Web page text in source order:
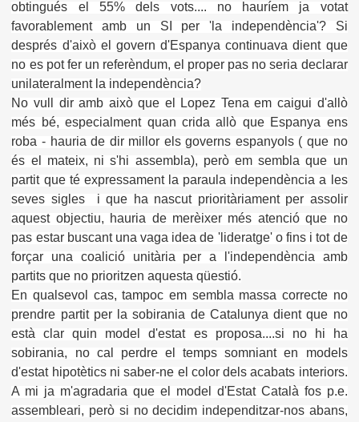
obtingués el 55% dels vots.... no hauríem ja votat
favorablement amb un SI per 'la independència'? Si
després d'això el govern d'Espanya continuava dient que
no es pot fer un referèndum, el proper pas no seria declarar
unilateralment la independència?
No vull dir amb això que el Lopez Tena em caigui d'allò
més bé, especialment quan crida allò que Espanya ens
roba - hauria de dir millor els governs espanyols ( que no
és el mateix, ni s'hi assembla), però em sembla que un
partit que té expressament la paraula independència a les
seves sigles i que ha nascut prioritàriament per assolir
aquest objectiu, hauria de merèixer més atenció que no
pas estar buscant una vaga idea de 'lideratge' o fins i tot de
forçar una coalició unitària per a l'independència amb
partits que no prioritzen aquesta qüestió.
En qualsevol cas, tampoc em sembla massa correcte no
prendre partit per la sobirania de Catalunya dient que no
està clar quin model d'estat es proposa....si no hi ha
sobirania, no cal perdre el temps somniant en models
d'estat hipotètics ni saber-ne el color dels acabats interiors.
A mi ja m'agradaria que el model d'Estat Català fos p.e.
assembleari, però si no decidim independitzar-nos abans,